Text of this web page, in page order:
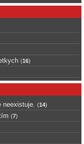
(16)
(14)
(7)